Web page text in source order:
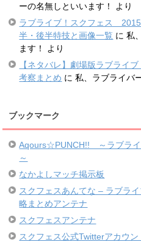
ーの名無しといいます！
より
ラブライブ！スクフェス
半・後半特技と画像一覧 に私
ます！
より
【ネタバレ】劇場版ラブライ
考察まとめ に私、ラブライバ
ブックマーク
Aqours☆PUNCH!! ～ラブライ
～
なかよしマッチ掲示板
スクフェスあんてな – ラブラ
略まとめアンテナ
スクフェスアンテナ
スクフェス公式Twitterアカウン